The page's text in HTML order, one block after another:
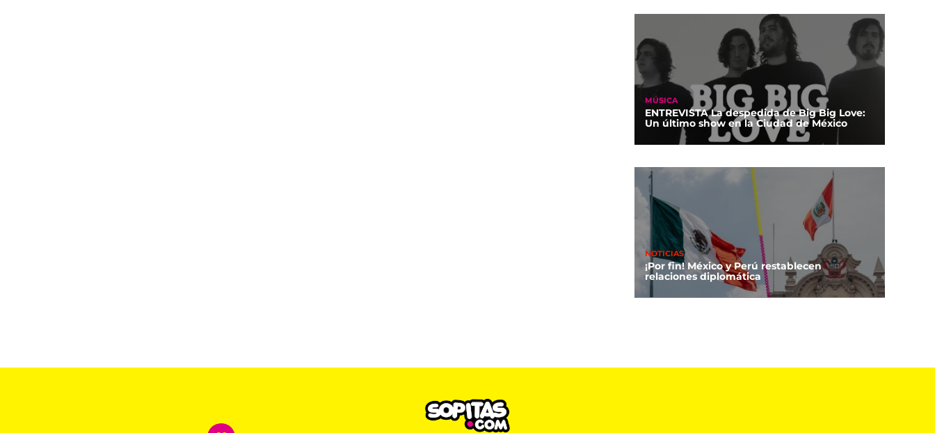
MÚSICA
ENTREVISTA La despedida de Big Big Love:
Un último show en la Ciudad de México
NOTICIAS
¡Por fin! México y Perú restablecen
relaciones diplomática